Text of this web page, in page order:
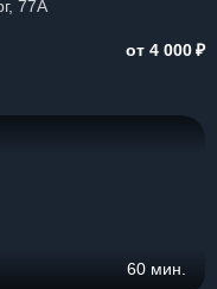
77А
от 4 000₽
60 мин.